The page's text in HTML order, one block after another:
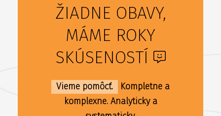
ŽIADNE OBAVY,
MÁME ROKY
SKÚSENOSTÍ
Vieme pomôcť.
Kompletne a
komplexne. Analyticky a